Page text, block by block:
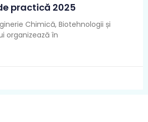
practică 2025
Chimică, Biotehnologii și
organizează în